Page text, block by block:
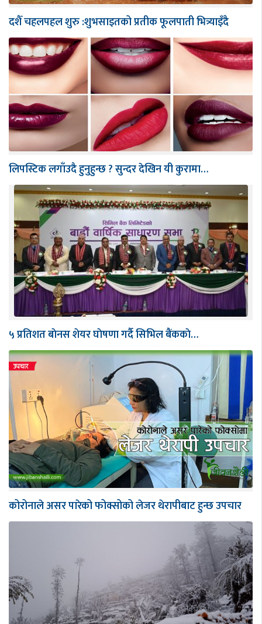
दशैँ चहलपहल शुरु :शुभसाइतको प्रतीक फूलपाती भित्र्याइँदै
लिपस्टिक लगाँउदै हुनुहुन्छ ? सुन्दर देखिन यी कुरामा…
५ प्रतिशत बाेनस शेयर घाेषणा गर्दै सिभिल बैंककाे…
कोरोनाले असर पारेको फोक्सोको लेजर थेरापीबाट हुन्छ उपचार